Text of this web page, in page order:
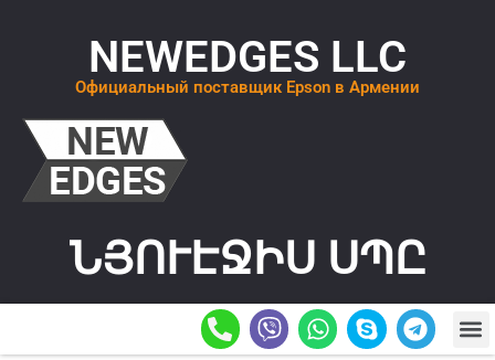
NEWEDGES LLC
Официальный поставщик Epson в Армении
ՆՅՈՒԷՋԻՍ ՍՊԸ